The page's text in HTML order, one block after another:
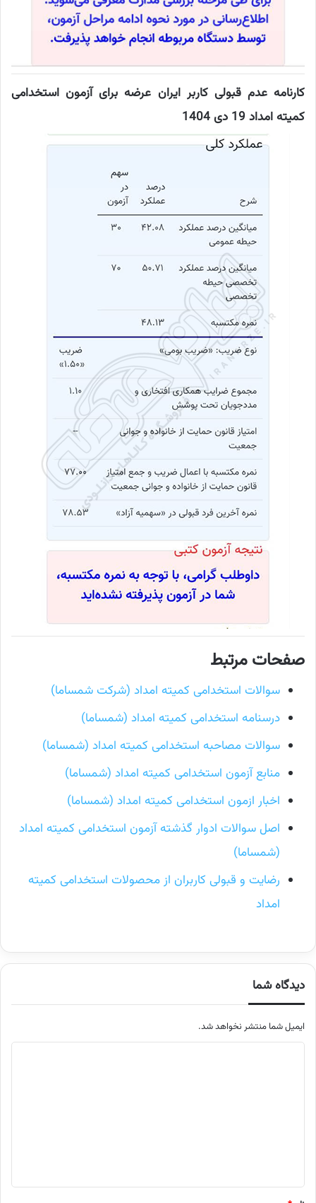
کارنامه عدم قبولی کاربر ایران عرضه برای آزمون استخدامی
کمیته امداد 19 دی 1404
صفحات مرتبط
سوالات استخدامی کمیته امداد (شرکت شمساما)
درسنامه استخدامی کمیته امداد (شمساما)
سوالات مصاحبه استخدامی کمیته امداد (شمساما)
منابع آزمون استخدامی کمیته امداد (شمساما)
اخبار ازمون استخدامی کمیته امداد (شمساما)
اصل سوالات ادوار گذشته آزمون استخدامی کمیته امداد
(شمساما)
رضایت و قبولی کاربران از محصولات استخدامی کمیته
امداد
دیدگاه شما
ایمیل شما منتشر نخواهد شد.